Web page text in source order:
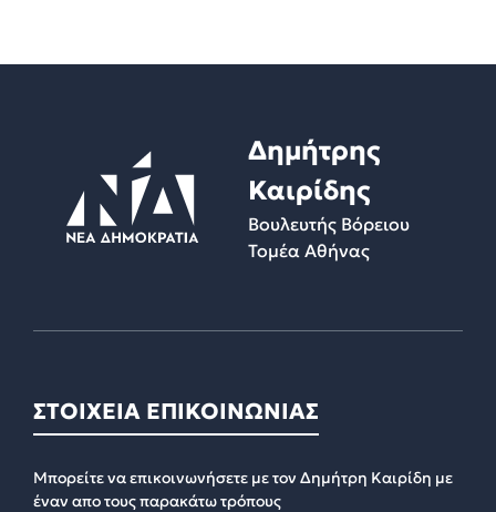
Δημήτρης
Καιρίδης
Βουλευτής Βόρειου
Τομέα Αθήνας
ΣΤΟΙΧΕΙΑ ΕΠΙΚΟΙΝΩΝΙΑΣ
Μπορείτε να επικοινωνήσετε με τον Δημήτρη Καιρίδη με
έναν απο τους παρακάτω τρόπους